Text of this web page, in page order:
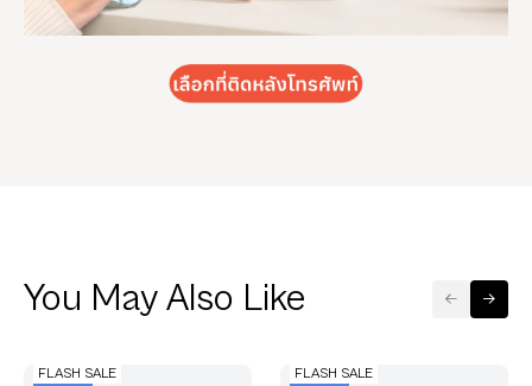
You May Also Like
FLASH SALE
FLASH SALE